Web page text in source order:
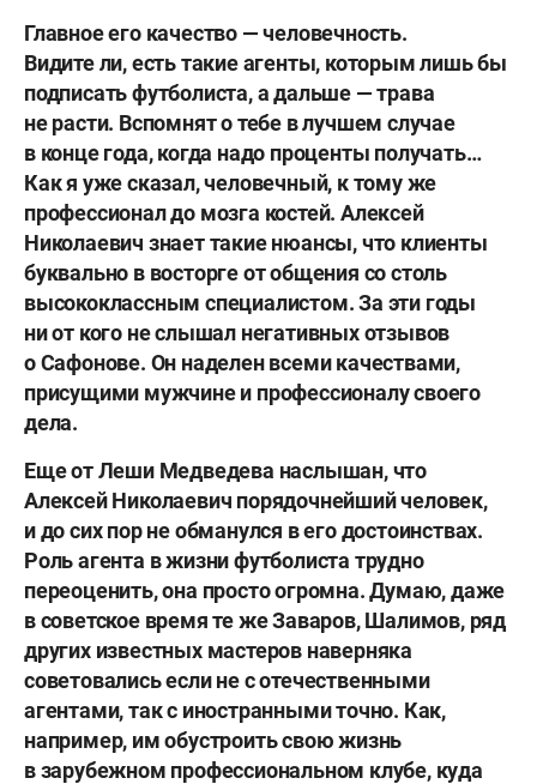
Главное его качество — человечность.
Видите ли, есть такие агенты, которым лишь бы
подписать футболиста, а дальше — трава
не расти. Вспомнят о тебе в лучшем случае
в конце года, когда надо проценты получать…
Как я уже сказал, человечный, к тому же
профессионал до мозга костей. Алексей
Николаевич знает такие нюансы, что клиенты
буквально в восторге от общения со столь
высококлассным специалистом. За эти годы
ни от кого не слышал негативных отзывов
о Сафонове. Он наделен всеми качествами,
присущими мужчине и профессионалу своего
дела.
Еще от Леши Медведева наслышан, что
Алексей Николаевич порядочнейший человек,
и до сих пор не обманулся в его достоинствах.
Роль агента в жизни футболиста трудно
переоценить, она просто огромна. Думаю, даже
в советское время те же Заваров, Шалимов, ряд
других известных мастеров наверняка
советовались если не с отечественными
агентами, так с иностранными точно. Как,
например, им обустроить свою жизнь
в зарубежном профессиональном клубе, куда